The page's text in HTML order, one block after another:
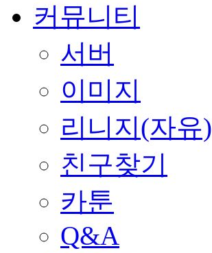
커뮤니티
서버
이미지
리니지(자유)
친구찾기
카툰
Q&A